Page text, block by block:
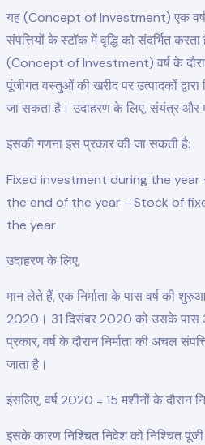
यह (Concept of Investment) एक वर्ष
संपत्तियों के स्टॉक में वृद्धि को संदर्भित
(Concept of Investment) वर्ष के दौरान
पूंजीगत वस्तुओं की खरीद पर उत्पादकों
जा सकता है। उदाहरण के लिए, संयंत्र और
इसकी गणना इस प्रकार की जा सकती है:
Fixed investment during the
the end of the year - Stock of
the year
उदाहरण के लिए,
मान लेते हैं, एक निर्माता के पास वर्ष की
2020। 31 दिसंबर 2020 को उसके पास
प्रकार, वर्ष के दौरान निर्माता की अचल
जाता है।
इसलिए, वर्ष 2020 = 15 मशीनों के दौरान
इसके कारण निश्चित निवेश को निश्चित पूंजी